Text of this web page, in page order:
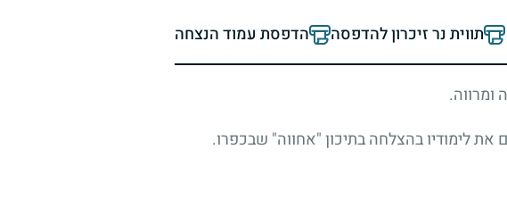
תווית נר זיכרון להדפסה הדפסת עמוד הנצחה
את לימודיו בהצלחה בתיכון "אחווה" שבכפרו.